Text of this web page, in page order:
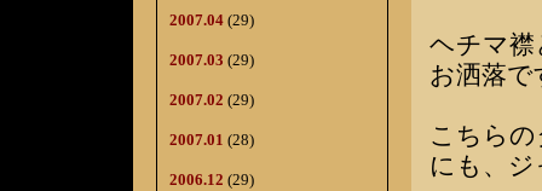
2007.04 (29)
2007.03 (29)
2007.02 (29)
2007.01 (28)
2006.12 (29)
ヘチマ
お洒落で
こちら
にも、